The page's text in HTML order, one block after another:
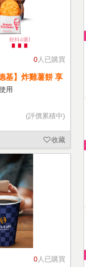
0人已購買
】炸雞薯餅 享
用
(評價累積中)
收藏
0人已購買